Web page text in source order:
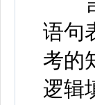
语句
考的
逻辑